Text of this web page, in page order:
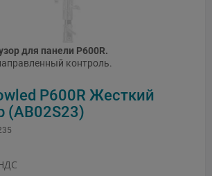
для панели P600R.
контроль.
P600R Жесткий
(AB02S23)